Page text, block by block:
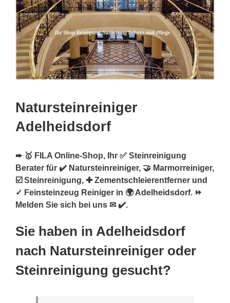
Natursteinreiniger
Adelheidsdorf
➨ 🥇 FILA Online-Shop, Ihr ✅ Steinreinigung
Berater für ✔️ Natursteinreiniger, 🤝 Marmorreiniger,
☑️ Steinreinigung, ✚ Zementschleierentferner und
✓ Feinsteinzeug Reiniger in 🌍 Adelheidsdorf. ⏩
Melden Sie sich bei uns ✉ ✔️.
Sie haben in Adelheidsdorf
nach Natursteinreiniger oder
Steinreinigung gesucht?